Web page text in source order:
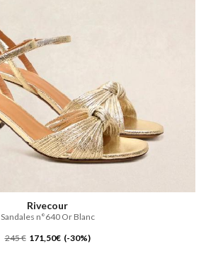
Rivecour
Sandales n°640 Or Blanc
245 € 171,50€ (-30%)